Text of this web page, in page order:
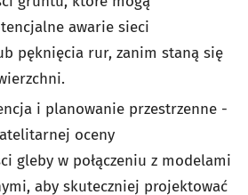
awarie sieci
pęknięcia rur, zanim staną się
i planowanie przestrzenne -
oceny
gleby w połączeniu z modelami
aby skuteczniej projektować